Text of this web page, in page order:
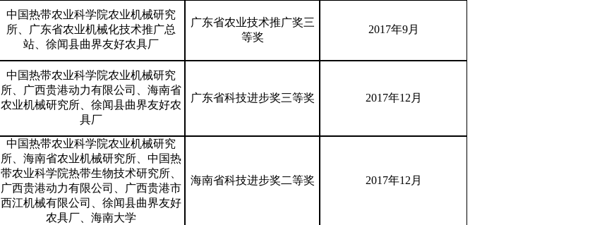
中国热带农业科学院农业机械研究
所、广东省农业机械化技术推广总
站、徐闻县曲界友好农具厂
广东省农业技术推广奖三
等奖
2017年9月
中国热带农业科学院农业机械研究
所、广西贵港动力有限公司、海南省
农业机械研究所、徐闻县曲界友好农
具厂
广东省科技进步奖三等奖 2017年12月
中国热带农业科学院农业机械研究
所、海南省农业机械研究所、中国热
带农业科学院热带生物技术研究所、
广西贵港动力有限公司、广西贵港市
西江机械有限公司、徐闻县曲界友好
农具厂、海南大学
海南省科技进步奖二等奖 2017年12月